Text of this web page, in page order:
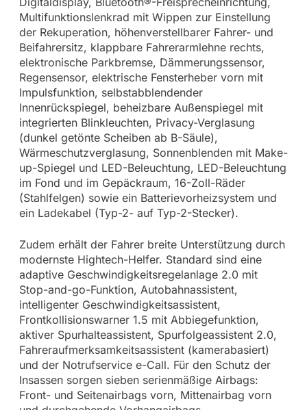
Multifunktionslenkrad mit Wippen zur Einstellung
der Rekuperation, höhenverstellbarer Fahrer- und
Beifahrersitz, klappbare Fahrerarmlehne rechts,
elektronische Parkbremse, Dämmerungssensor,
Regensensor, elektrische Fensterheber vorn mit
Impulsfunktion, selbstabblendender
Innenrückspiegel, beheizbare Außenspiegel mit
integrierten Blinkleuchten, Privacy-Verglasung
(dunkel getönte Scheiben ab B-Säule),
Wärmeschutzverglasung, Sonnenblenden mit Make-
up-Spiegel und LED-Beleuchtung, LED-Beleuchtung
im Fond und im Gepäckraum, 16-Zoll-Räder
(Stahlfelgen) sowie ein Batterievorheizsystem und
ein Ladekabel (Typ-2- auf Typ-2-Stecker).
Zudem erhält der Fahrer breite Unterstützung durch
modernste Hightech-Helfer. Standard sind eine
adaptive Geschwindigkeitsregelanlage 2.0 mit
Stop-and-go-Funktion, Autobahnassistent,
intelligenter Geschwindigkeitsassistent,
Frontkollisionswarner 1.5 mit Abbiegefunktion,
aktiver Spurhalteassistent, Spurfolgeassistent 2.0,
Fahreraufmerksamkeitsassistent (kamerabasiert)
und der Notrufservice e-Call. Für den Schutz der
Insassen sorgen sieben serienmäßige Airbags:
Front- und Seitenairbags vorn, Mittenairbag vorn